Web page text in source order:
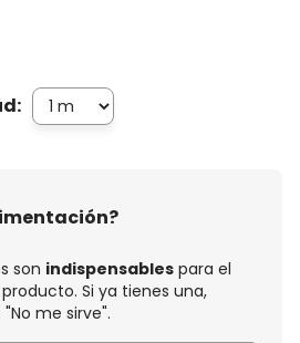
son indispensables para el
Si ya tienes una,
me sirve".